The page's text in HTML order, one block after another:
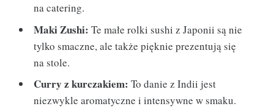
na catering.
Maki Zushi: Te małe rolki sushi z Japonii są nie
tylko smaczne, ale także pięknie prezentują się
na stole.
Curry z kurczakiem: To danie z Indii jest
niezwykle aromatyczne i intensywne w smaku.